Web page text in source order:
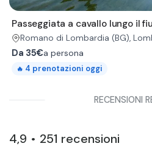
Passeggiata a cavallo lungo il
Romano di Lombardia (BG),
Da 35€a persona
🔥 4 prenotazioni oggi
RECENSIONI
4,9 • 251 recensioni